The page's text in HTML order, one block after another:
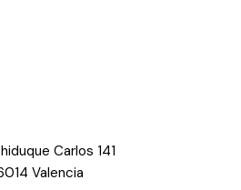
Carlos 141
Valencia